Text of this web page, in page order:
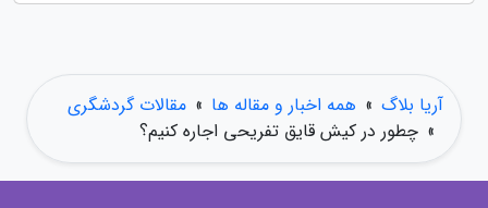
آریا بلاگ » همه اخبار و مقاله ها » مقالات گردشگری
» چطور در کیش قایق تفریحی اجاره کنیم؟